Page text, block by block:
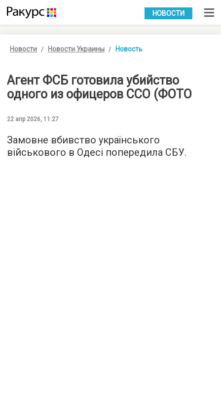
УКР РУС
НОВОСТИ
Новости Новости Украины Новость
Агент ФСБ готовила убийство
одного из офицеров ССО (ФОТО
22 апр 2026, 11:27
Замовне вбивство українського
військового в Одесі попередила СБУ.